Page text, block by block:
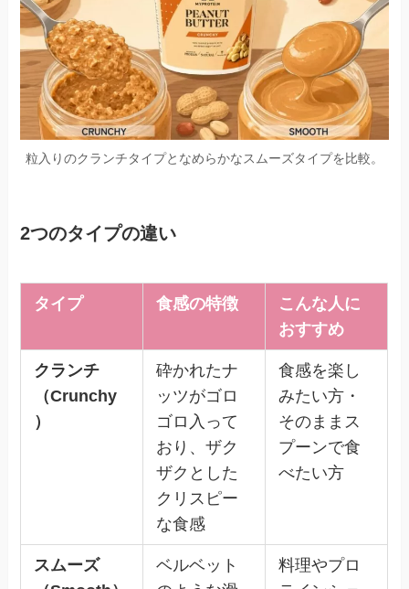
粒入りのクランチタイプとなめらかなスムーズタイプを比較。
2つのタイプの違い
タイプ 食感の特徴
こんな人に
おすすめ
クランチ
（Crunchy
）
砕かれたナ
ッツがゴロ
ゴロ入って
おり、ザク
ザクとした
クリスピー
な食感
食感を楽し
みたい方・
そのままス
プーンで食
べたい方
スムーズ
ベルベット
料理やプロ